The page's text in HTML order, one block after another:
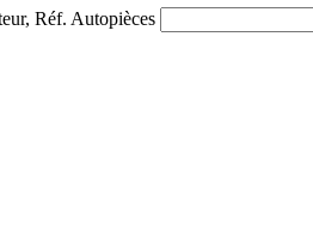
Réf. Autopièces